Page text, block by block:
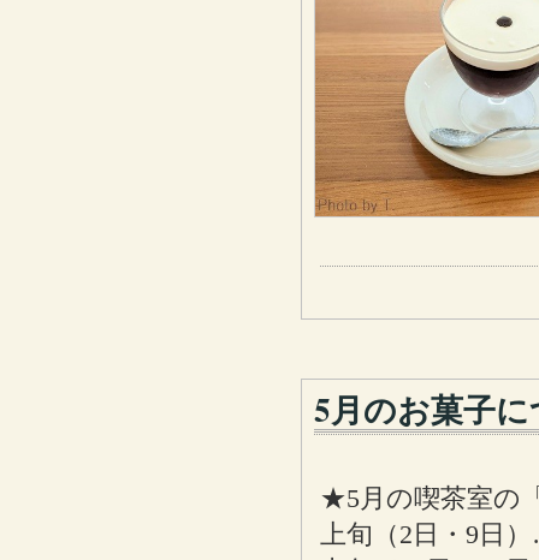
5月のお菓子
★5月の喫茶室の
上旬（2日・9日